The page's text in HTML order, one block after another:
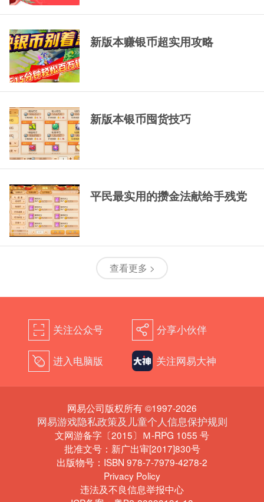
新版本赚银币超实用攻略
新版本银币囤货技巧
平民最实用的攒金法献给手残党
查看更多 >
򰀁 关注公众号 򰀂 分享小伙伴
򰀄 进入电脑版 关注网易大神
网易公司版权所有 ©1997-2026
网易游戏隐私政策及儿童个人信息保护规则
文网游备字〔2015〕Ｍ-RPG 1055 号
批准文号：新广出审[2017]830号
出版物号：ISBN 978-7-7979-4278-2
Privacy Policy
违法及不良信息举报中心